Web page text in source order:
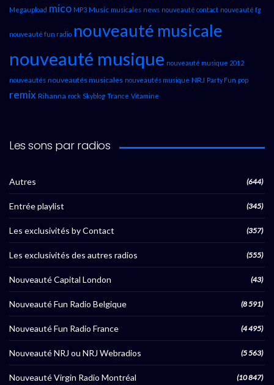
Megaupload mico MP3 Music musicales news nouveauté contact nouveauté fg
nouveauté fun radio nouveauté musicale
nouveauté musique nouveauté musique 2012
nouveautés nouveautés musicales nouveautés musique NRJ Party Fun pop
remix Rihanna rock Skyblog Trance Vitamine
Les sons par radios
Autres (644)
Entrée playlist (345)
Les exclusivités by Contact (357)
Les exclusivités des autres radios (555)
Nouveauté Capital London (43)
Nouveauté Fun Radio Belgique (8 591)
Nouveauté Fun Radio France (4 495)
Nouveauté NRJ ou NRJ Webradios (5 563)
Nouveauté Virgin Radio Montréal (10 847)